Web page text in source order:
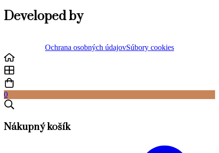
Developed by
Ochrana osobných údajovSúbory cookies
0
Nákupný košík